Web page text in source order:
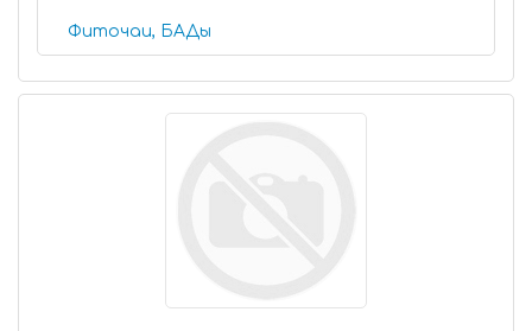
Фиточаи, БАДы